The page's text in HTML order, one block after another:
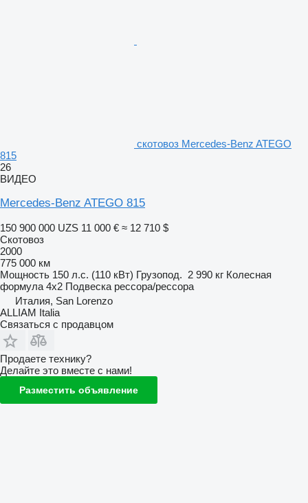
скотовоз Mercedes-Benz ATEGO
815
26
ВИДЕО
Mercedes-Benz ATEGO 815
150 900 000 UZS 11 000 € ≈ 12 710 $
Скотовоз
2000
775 000 км
Мощность 150 л.с. (110 кВт) Грузопод. 2 990 кг Колесная
формула 4x2 Подвеска рессора/рессора
Италия, San Lorenzo
ALLIAM Italia
Связаться с продавцом
Продаете технику?
Делайте это вместе с нами!
Разместить объявление